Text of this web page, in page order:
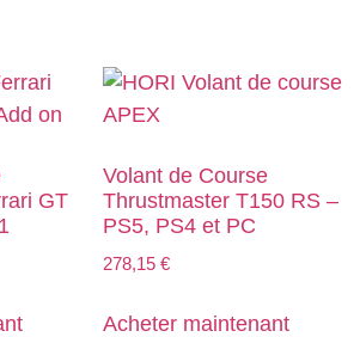
GT
Volant de Course
Thrustmaster T150 RS –
PS5, PS4 et PC
278,15 €
Acheter maintenant